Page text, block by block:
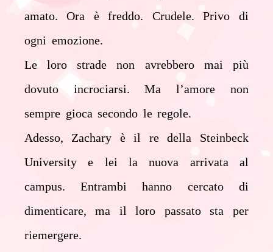
amato. Ora è freddo. Crudele. Privo di
ogni emozione.
Le loro strade non avrebbero mai più
dovuto incrociarsi. Ma l’amore non
sempre gioca secondo leregole.
Adesso, Zachary è il re della Steinbeck
University e lei la nuova arrivata al
campus. Entrambi hanno cercato di
dimenticare, ma il loro passato sta per
riemergere.